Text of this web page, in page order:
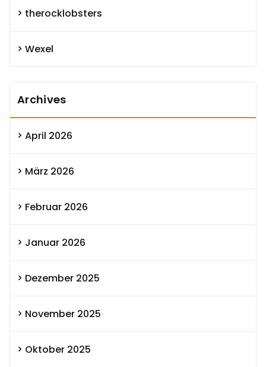
therocklobsters
Wexel
Archives
April 2026
März 2026
Februar 2026
Januar 2026
Dezember 2025
November 2025
Oktober 2025